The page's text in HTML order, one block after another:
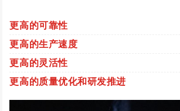
更高的可靠性
更高的生产速度
更高的灵活性
更高的质量优化和研发推进